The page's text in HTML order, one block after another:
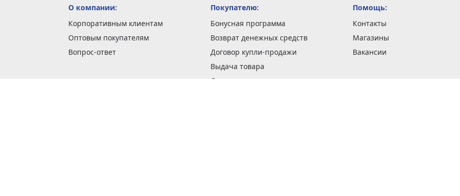
О компании:
Корпоративным клиентам
Оптовым покупателям
Вопрос-ответ
Покупателю:
Бонусная программа
Возврат денежных средств
Договор купли-продажи
Выдача товара
Доставка заказов
Помощь:
Контакты
Магазины
Вакансии